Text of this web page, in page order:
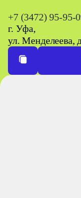
+7 (3472) 95-95-
г. Уфа,
ул. Менделеева,